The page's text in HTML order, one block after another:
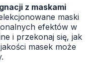
z maskami
maski
efektów w
i przekonaj się, jak
masek może